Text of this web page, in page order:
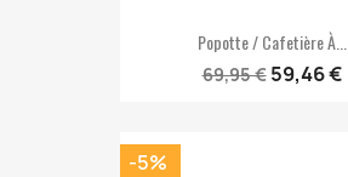
Popotte / Cafetière À...
69,95 € 59,46 €
-5%